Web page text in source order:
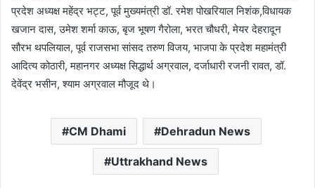
प्रदेश अध्यक्ष महेंद्र भट्ट, पूर्व मुख्यमंत्री डॉ. रमेश पोखरियाल निशंक,विधायक
खजान दास, उमेश शर्मा काऊ, बृज भूषण गैरोला, भरत चौधरी, मेयर देहरादून
सौरभ थपलियाल, पूर्व राजसभा सांसद तरुण विजय, भाजपा के प्रदेश महामंत्री
आदित्य कोठारी, महानगर अध्यक्ष सिद्धार्थ अग्रवाल, दर्जाधारी रजनी रावत, डॉ.
देवेंद्र भसीन, श्याम अग्रवाल मौजूद थे।
CM Dhami Dehradun News
Uttrakhand News